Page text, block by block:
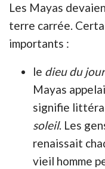
Les Mayas
terre carrée.
importants :
le dieu du jour
Mayas
signifie
soleil. Les
renaissait
vieil homme